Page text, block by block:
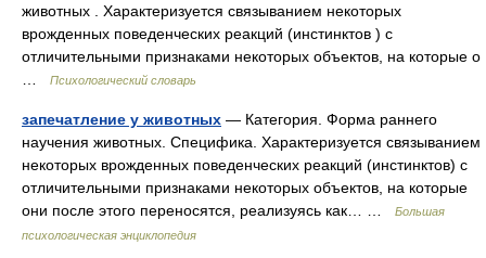
животных . Характеризуется связыванием некоторых
врожденных поведенческих реакций (инстинктов ) с
отличительными признаками некоторых объектов, на которые о
Психологический словарь
запечатление у животных — Категория. Форма раннего
научения животных. Специфика. Характеризуется связыванием
некоторых врожденных поведенческих реакций (инстинктов) с
отличительными признаками некоторых объектов, на которые
они после этого переносятся, реализуясь как… …
Большая
психологическая энциклопедия